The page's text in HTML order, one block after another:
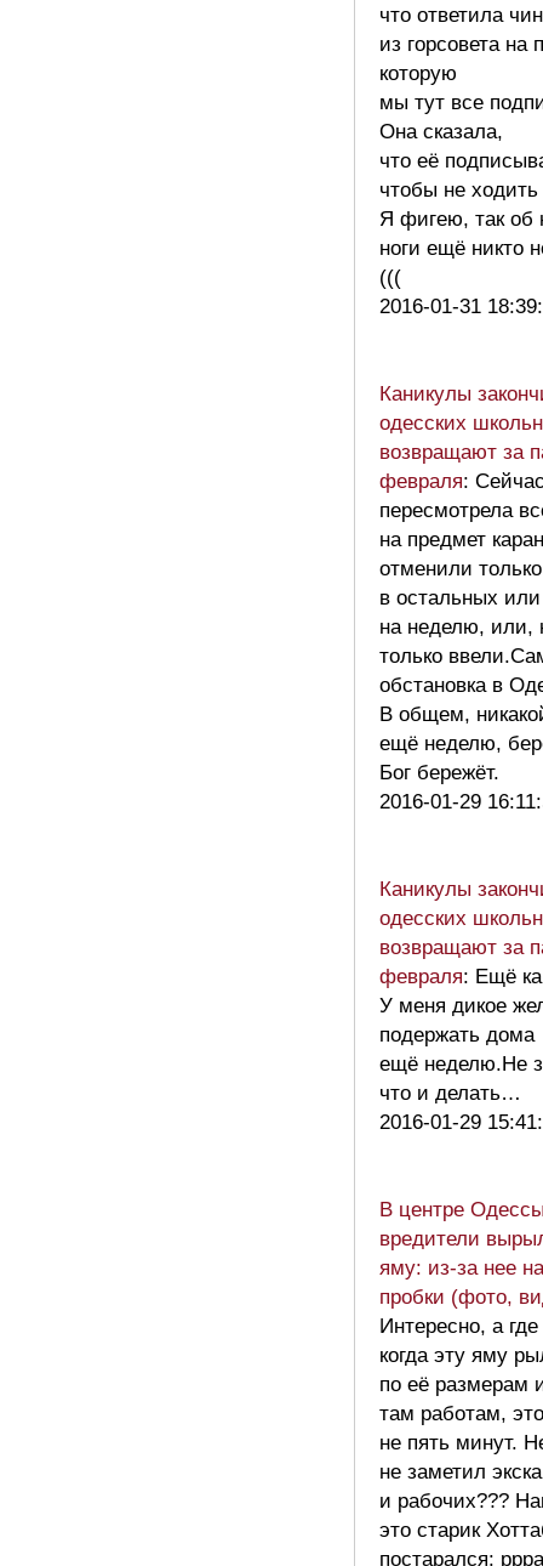
что ответила
из горсовета на
которую
мы тут все
Она сказала,
что её
чтобы не
Я фигею, так об
ноги ещё никто
(((
2016-01-31
Каникулы
одесских
возвращают за
февраля:
пересмотрела
на предмет
отменили
в остальных
на неделю, или,
только
обстановка в
В общем,
ещё неделю,
Бог бережёт.
2016-01-29
Каникулы
одесских
возвращают за
февраля: Ещё
У меня дикое
подержать дома
ещё неделю.Не
что и делать…
2016-01-29
В центре
вредители
яму: из-за нее
пробки (фото,
Интересно, а
когда эту яму
по её размерам
там работам,
не пять минут.
не заметил
и рабочих???
это старик
постарался: